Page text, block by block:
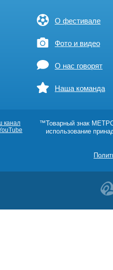
О фестивале
Фото и видео
О нас говорят
Наша команда
канал
™Товарный знак
использование